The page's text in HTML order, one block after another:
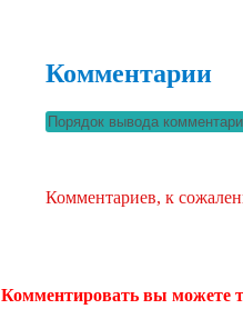
Комментарии
Комментариев, к
Комментировать вы можете